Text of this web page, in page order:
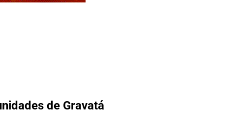
de Gravatá